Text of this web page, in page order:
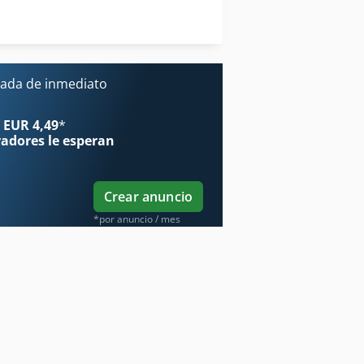
de inmediato
4,49*
le esperan
Crear anuncio
*por anuncio / mes